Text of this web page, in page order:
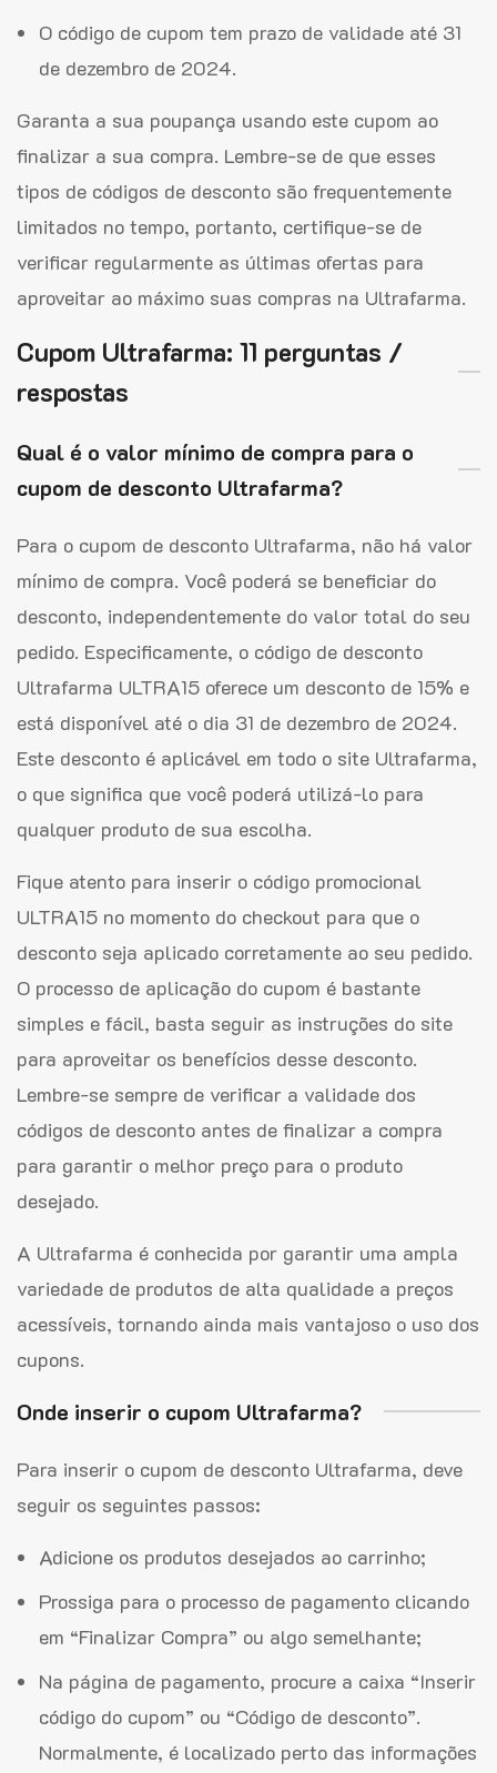
O código de cupom tem prazo de validade até 31
de dezembro de 2024.
Garanta a sua poupança usando este cupom ao
finalizar a sua compra. Lembre-se de que esses
tipos de códigos de desconto são frequentemente
limitados no tempo, portanto, certifique-se de
verificar regularmente as últimas ofertas para
aproveitar ao máximo suas compras na Ultrafarma.
Cupom Ultrafarma: 11 perguntas /
respostas
Qual é o valor mínimo de compra para o
cupom de desconto Ultrafarma?
Para o cupom de desconto Ultrafarma, não há valor
mínimo de compra. Você poderá se beneficiar do
desconto, independentemente do valor total do seu
pedido. Especificamente, o código de desconto
Ultrafarma ULTRA15 oferece um desconto de 15% e
está disponível até o dia 31 de dezembro de 2024.
Este desconto é aplicável em todo o site Ultrafarma,
o que significa que você poderá utilizá-lo para
qualquer produto de sua escolha.
Fique atento para inserir o código promocional
ULTRA15 no momento do checkout para que o
desconto seja aplicado corretamente ao seu pedido.
O processo de aplicação do cupom é bastante
simples e fácil, basta seguir as instruções do site
para aproveitar os benefícios desse desconto.
Lembre-se sempre de verificar a validade dos
códigos de desconto antes de finalizar a compra
para garantir o melhor preço para o produto
desejado.
A Ultrafarma é conhecida por garantir uma ampla
variedade de produtos de alta qualidade a preços
acessíveis, tornando ainda mais vantajoso o uso dos
cupons.
Onde inserir o cupom Ultrafarma?
Para inserir o cupom de desconto Ultrafarma, deve
seguir os seguintes passos:
Adicione os produtos desejados ao carrinho;
Prossiga para o processo de pagamento clicando
em “Finalizar Compra” ou algo semelhante;
Na página de pagamento, procure a caixa “Inserir
código do cupom” ou “Código de desconto”.
Normalmente, é localizado perto das informações